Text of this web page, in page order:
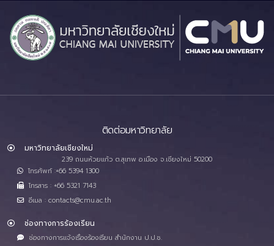
ติดต่อมหาวิทยาลัย
มหาวิทยาลัยเชียงใหม่
239 ถนนห้วยแก้ว ต.สุเทพ อ.เมือง จ.เชียงใหม่ 50200
โทรศัพท์ :+66 5394 1300
โทรสาร : +66 5321 7143
อีเมล : contacts@cmu.ac.th
ช่องทางการร้องเรียน
ช่องทางการแจ้งเรื่องร้องเรียน สำนักงาน ป.ป.ช.